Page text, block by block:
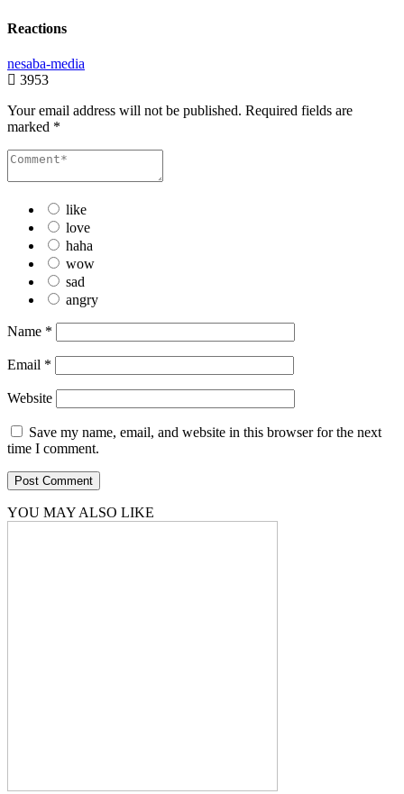
Reactions
nesaba-media
3953
Your email address will not be published. Required fields are
marked *
like
love
haha
wow
sad
angry
Name *
Email *
Website
Save my name, email, and website in this browser for the next
time I comment.
YOU MAY ALSO LIKE